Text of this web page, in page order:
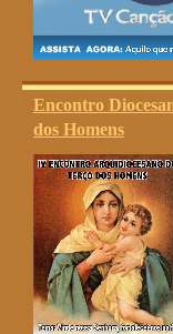
Encontro
dos Homens